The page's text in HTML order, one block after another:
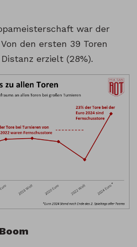
war der
den ersten 39 Toren
erzielt (28%).